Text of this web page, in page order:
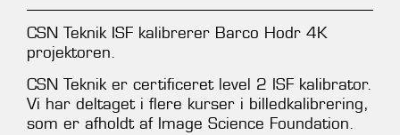
CSN Teknik ISF kalibrerer Barco Hodr 4K
projektoren.
CSN Teknik er certificeret level 2 ISF kalibrator.
Vi har deltaget i flere kurser i billedkalibrering,
som er afholdt af Image Science Foundation.